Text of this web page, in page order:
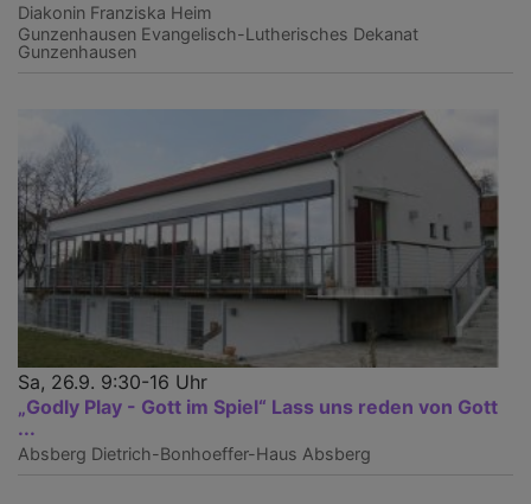
Diakonin Franziska Heim
Gunzenhausen Evangelisch-Lutherisches Dekanat
Gunzenhausen
Sa, 26.9. 9:30-16 Uhr
„Godly Play - Gott im Spiel“ Lass uns reden von Gott
...
Absberg Dietrich-Bonhoeffer-Haus Absberg